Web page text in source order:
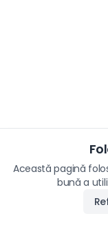
Această pagină
bună a